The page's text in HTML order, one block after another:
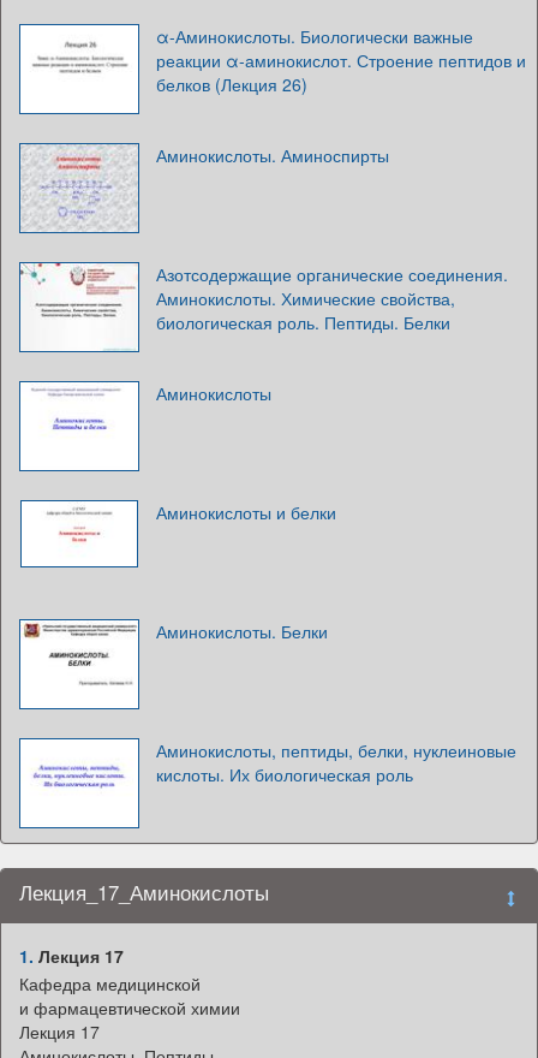
α-Аминокислоты. Биологически важные
реакции α-аминокислот. Строение пептидов и
белков (Лекция 26)
Аминокислоты. Аминоспирты
Азотсодержащие органические соединения.
Аминокислоты. Химические свойства,
биологическая роль. Пептиды. Белки
Аминокислоты
Аминокислоты и белки
Аминокислоты. Белки
Аминокислоты, пептиды, белки, нуклеиновые
кислоты. Их биологическая роль
Лекция_17_Аминокислоты
1. Лекция 17
Кафедра медицинской
и фармацевтической химии
Лекция 17